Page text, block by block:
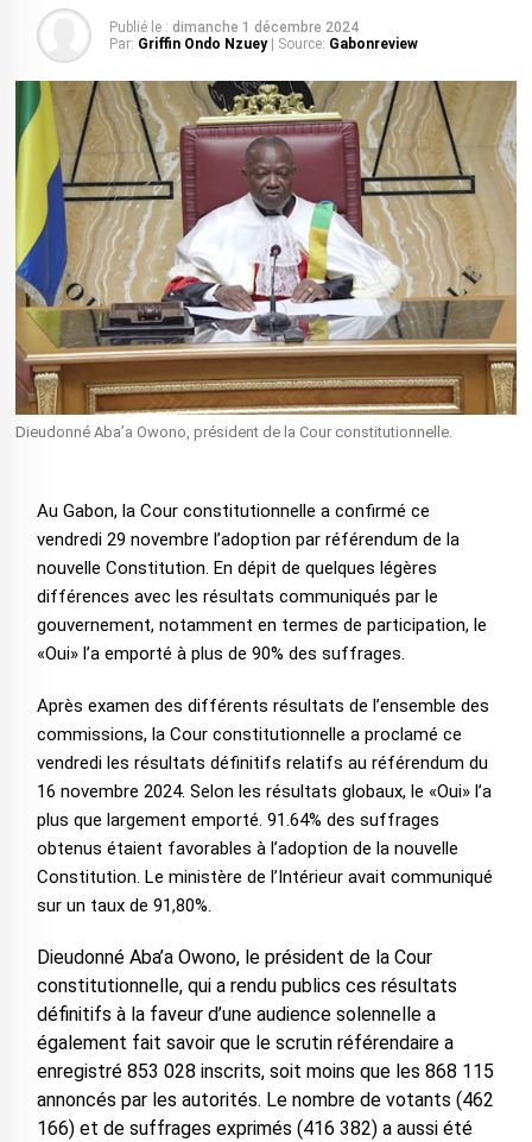
Publié le : dimanche 1 décembre 2024
Par: Griffin Ondo Nzuey | Source: Gabonreview
Dieudonné Aba’a Owono, président de la Cour constitutionnelle.
Au Gabon, la Cour constitutionnelle a confirmé ce
vendredi 29 novembre l’adoption par référendum de la
nouvelle Constitution. En dépit de quelques légères
différences avec les résultats communiqués par le
gouvernement, notamment en termes de participation, le
«Oui» l’a emporté à plus de 90% des suffrages.
Après examen des différents résultats de l’ensemble des
commissions, la Cour constitutionnelle a proclamé ce
vendredi les résultats définitifs relatifs au référendum du
16 novembre 2024. Selon les résultats globaux, le «Oui» l’a
plus que largement emporté. 91.64% des suffrages
obtenus étaient favorables à l’adoption de la nouvelle
Constitution. Le ministère de l’Intérieur avait communiqué
sur un taux de 91,80%.
Dieudonné Aba’a Owono, le président de la Cour
constitutionnelle, qui a rendu publics ces résultats
définitifs à la faveur d’une audience solennelle a
également fait savoir que le scrutin référendaire a
enregistré 853 028 inscrits, soit moins que les 868 115
annoncés par les autorités. Le nombre de votants (462
166) et de suffrages exprimés (416 382) a aussi été